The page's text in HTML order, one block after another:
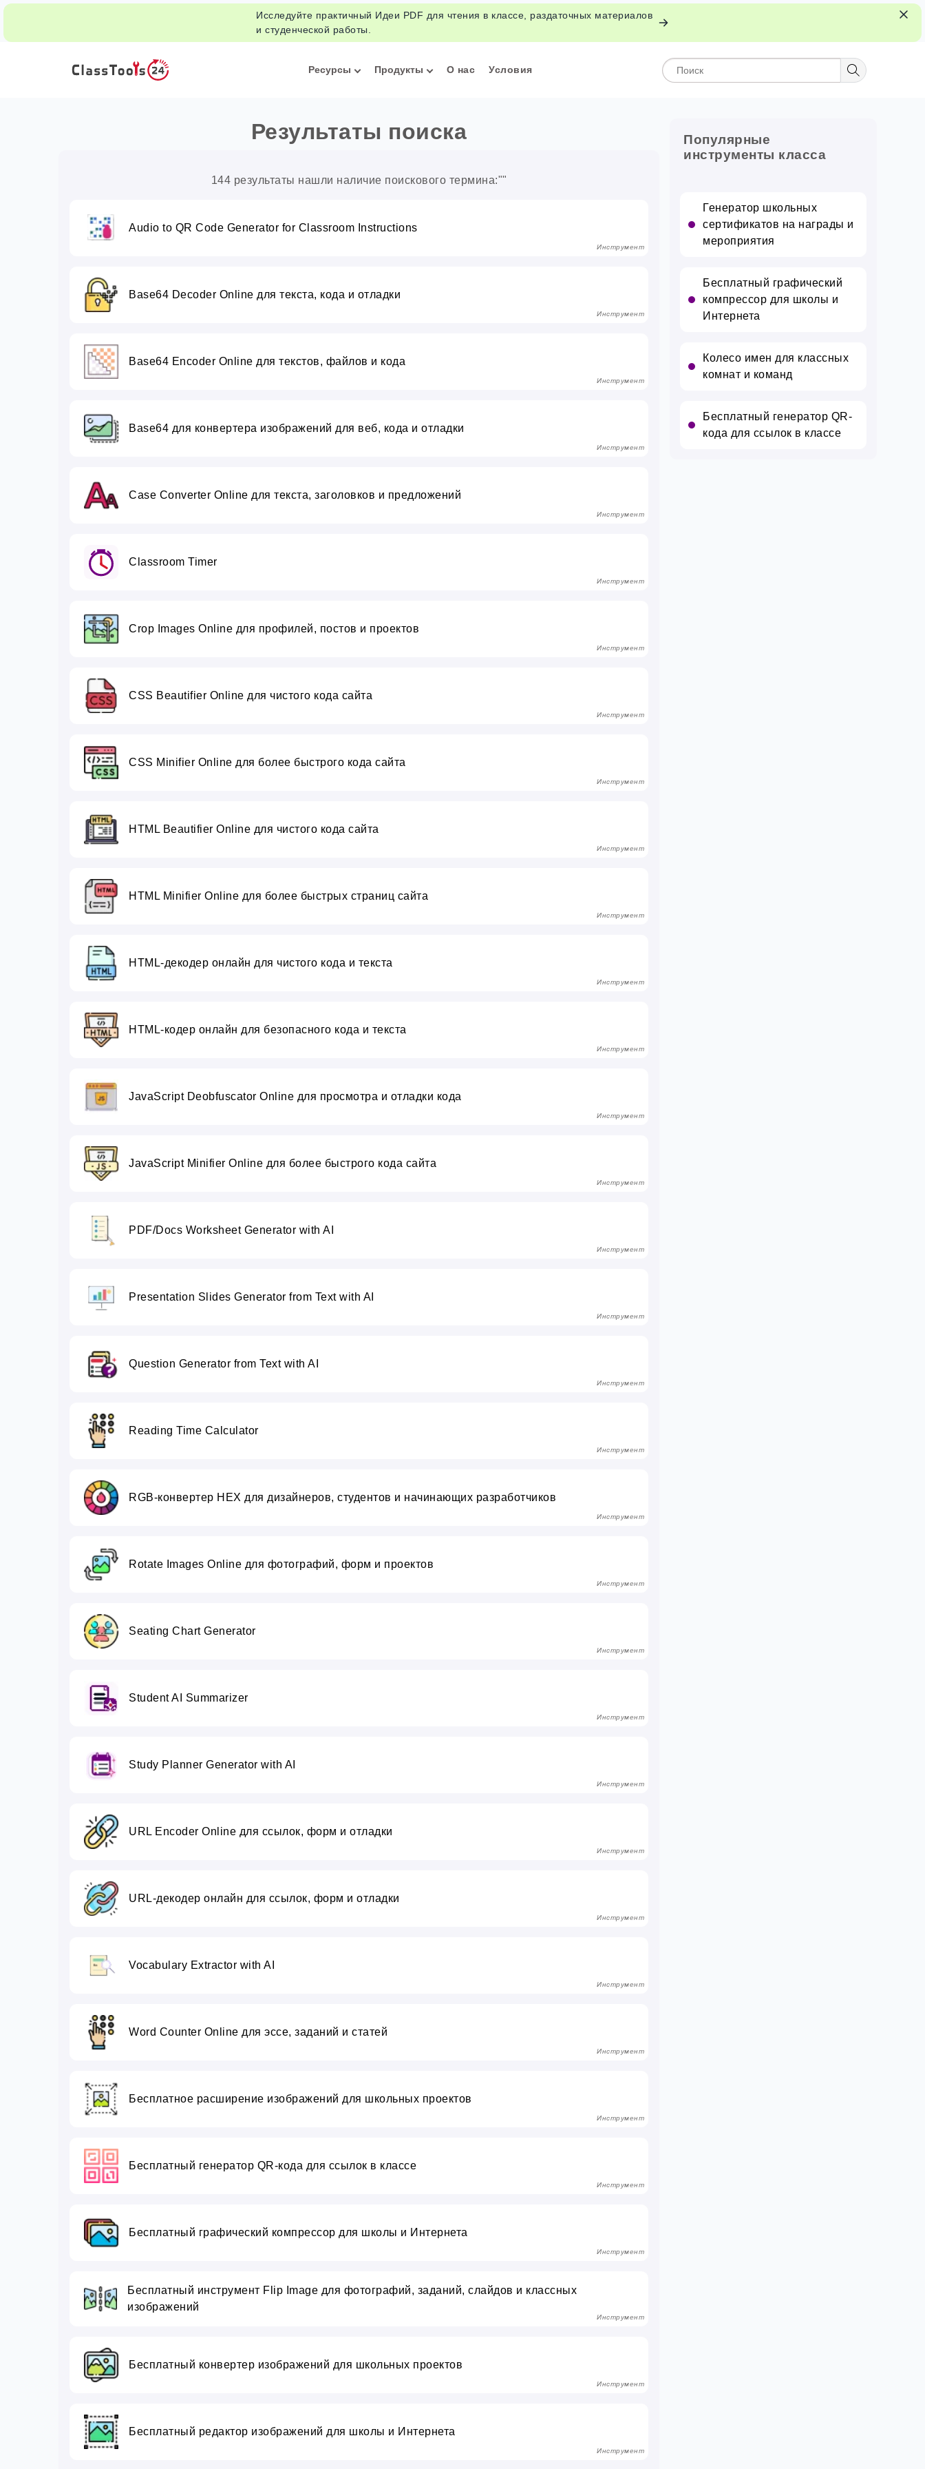
Исследуйте практичный Идеи PDF для чтения в классе, раздаточных материалов
и студенческой работы.
Ресурсы Продукты О нас Условия
Результаты поиска
144 результаты нашли наличие поискового термина:""
Audio to QR Code Generator for Classroom Instructions
Инструмент
Base64 Decoder Online для текста, кода и отладки
Инструмент
Base64 Encoder Online для текстов, файлов и кода
Инструмент
Base64 для конвертера изображений для веб, кода и отладки
Инструмент
Case Converter Online для текста, заголовков и предложений
Инструмент
Classroom Timer
Инструмент
Crop Images Online для профилей, постов и проектов
Инструмент
CSS Beautifier Online для чистого кода сайта
Инструмент
CSS Minifier Online для более быстрого кода сайта
Инструмент
HTML Beautifier Online для чистого кода сайта
Инструмент
HTML Minifier Online для более быстрых страниц сайта
Инструмент
HTML-декодер онлайн для чистого кода и текста
Инструмент
HTML-кодер онлайн для безопасного кода и текста
Инструмент
JavaScript Deobfuscator Online для просмотра и отладки кода
Инструмент
JavaScript Minifier Online для более быстрого кода сайта
Инструмент
PDF/Docs Worksheet Generator with AI
Инструмент
Presentation Slides Generator from Text with AI
Инструмент
Question Generator from Text with AI
Инструмент
Reading Time Calculator
Инструмент
RGB-конвертер HEX для дизайнеров, студентов и начинающих разработчиков
Инструмент
Rotate Images Online для фотографий, форм и проектов
Инструмент
Seating Chart Generator
Инструмент
Student AI Summarizer
Инструмент
Study Planner Generator with AI
Инструмент
URL Encoder Online для ссылок, форм и отладки
Инструмент
URL-декодер онлайн для ссылок, форм и отладки
Инструмент
Vocabulary Extractor with AI
Инструмент
Word Counter Online для эссе, заданий и статей
Инструмент
Бесплатное расширение изображений для школьных проектов
Инструмент
Бесплатный генератор QR-кода для ссылок в классе
Инструмент
Бесплатный графический компрессор для школы и Интернета
Инструмент
Бесплатный инструмент Flip Image для фотографий, заданий, слайдов и классных
изображений
Инструмент
Бесплатный конвертер изображений для школьных проектов
Инструмент
Бесплатный редактор изображений для школы и Интернета
Инструмент
Популярные
инструменты класса
Генератор школьных
сертификатов на награды и
мероприятия
Бесплатный графический
компрессор для школы и
Интернета
Колесо имен для классных
комнат и команд
Бесплатный генератор QR-
кода для ссылок в классе